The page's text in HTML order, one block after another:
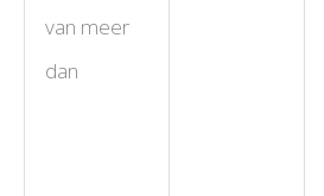
van meer
dan